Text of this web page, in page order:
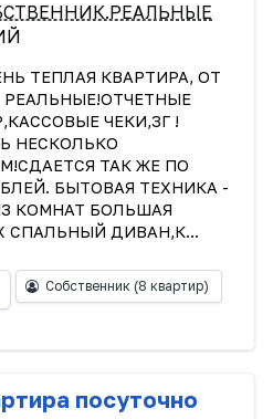
ТЕПЛАЯ КВАРТИРА, ОТ
ЧЕКИ,3Г !
НЕСКОЛЬКО
ТАК ЖЕ ПО
БЫТОВАЯ ТЕХНИКА -
КОМНАТ БОЛЬШАЯ
СПАЛЬНЫЙ ДИВАН,К...
Собственник (8 квартир)
посуточно